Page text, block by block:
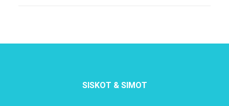
SISKOT & SIMOT